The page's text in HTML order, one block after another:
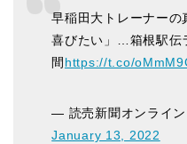
早稲田大トレーナーの
喜びたい」…箱根駅伝
間 https://t.co/
— 読売新聞オンライ
January 13, 2022